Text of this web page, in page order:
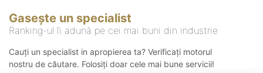
Gasește un specialist
Ranking-ul îi adună pe cei mai buni din industrie
Cauți un specialist in apropierea ta? Verificați motorul
nostru de căutare. Folosiți doar cele mai bune servicii!